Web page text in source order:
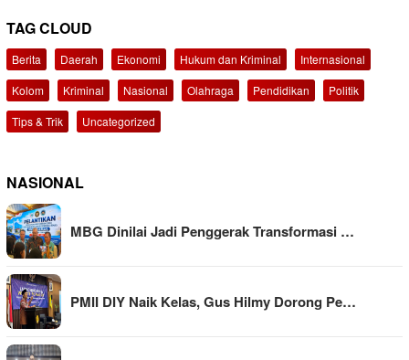
TAG CLOUD
Berita Daerah Ekonomi Hukum dan Kriminal
Internasional
Kolom
Kriminal Nasional Olahraga Pendidikan
Politik
Tips & Trik
Uncategorized
NASIONAL
MBG Dinilai Jadi Penggerak Transformasi …
PMII DIY Naik Kelas, Gus Hilmy Dorong Pe…